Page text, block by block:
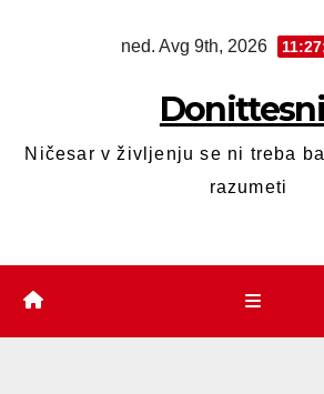
ned. Avg 9th, 2026
Ničesar v življenju se ni treba
razumeti